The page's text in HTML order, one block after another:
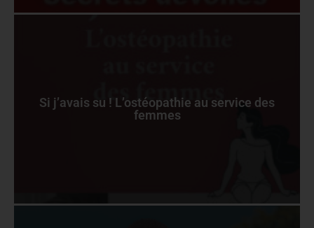
Si j’avais su ! L’ostéopathie au service des
femmes